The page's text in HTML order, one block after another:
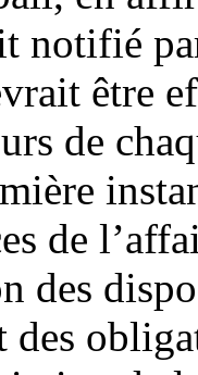
notifié
être
de
de
des
des